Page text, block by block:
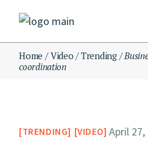
Home Video Trending
coordination
TRENDING VIDEO April 27,